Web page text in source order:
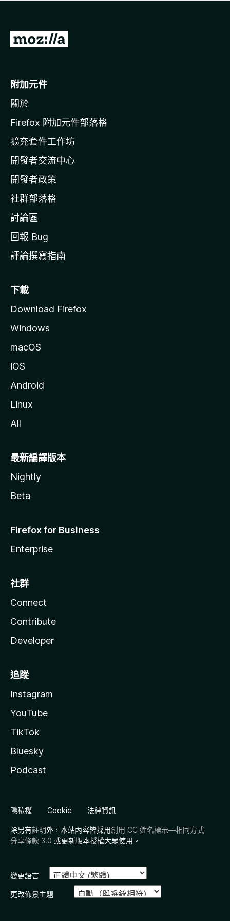
有
前
o
i
l
a
官
網
附加元件
關於
Firefox 附加元件部落格
擴充套件工作坊
開發者交流中心
開發者政策
社群部落格
討論區
回報 Bug
評論撰寫指南
下載
Download Firefox
Windows
macOS
iOS
Android
Linux
All
最新編譯版本
Nightly
Beta
Firefox for Business
Enterprise
社群
Connect
Contribute
Developer
追蹤
Instagram
YouTube
TikTok
Bluesky
Podcast
隱私權 Cookie 法律資訊
除另有註明外，本站內容皆採用創用 CC 姓名標示—相同方式
分享條款 3.0 或更新版本授權大眾使用。
變更語言
更改佈景主題